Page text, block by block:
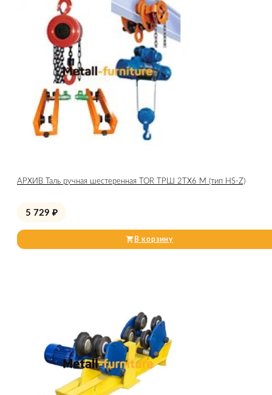
АРХИВ Таль ручная шестеренная TOR ТРШ 2ТХ6 М (тип HS-Z)
5 729 ₽
В корзину